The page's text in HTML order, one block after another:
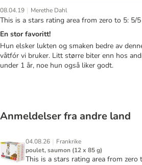
08.04.19 | Merethe Dahl
This is a stars rating area from zero to 5: 5/5
En stor favoritt!
Hun elsker lukten og smaken bedre av
våtfór vi bruker. Litt større biter enn hos
under 1 år, noe hun også liker godt.
Anmeldelser fra andre land
04.08.26 | Frankrike
poulet, saumon (12 x 85 g)
This is a stars rating area from zero